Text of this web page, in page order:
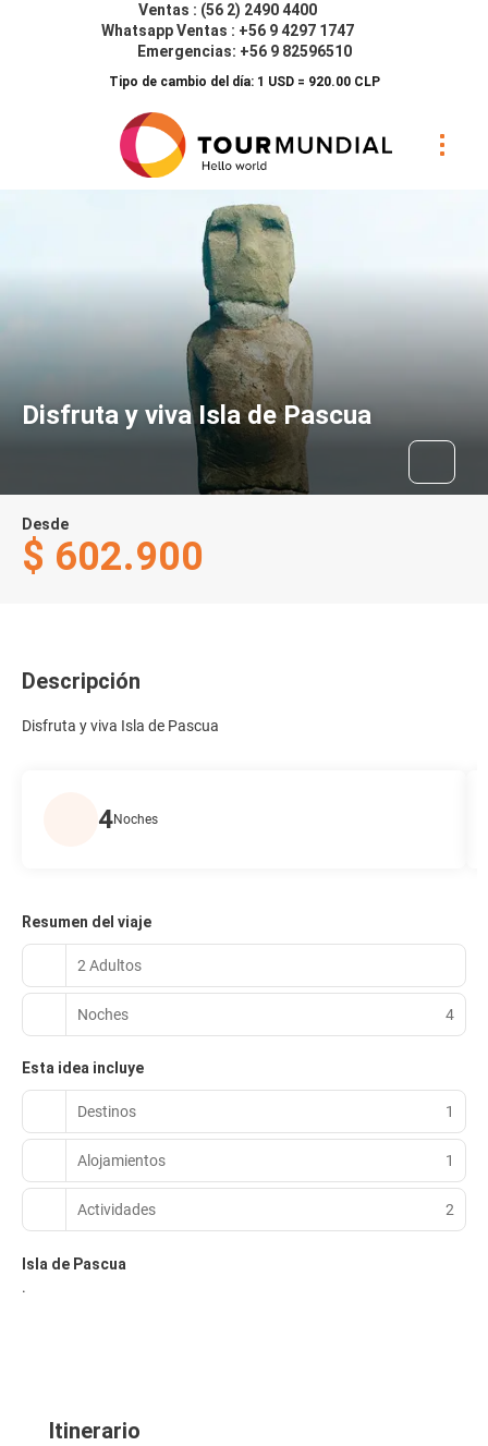
Ventas : (56 2) 2490 4400
Whatsapp Ventas : +56 9 4297 1747
Emergencias: +56 9 82596510
Tipo de cambio del día: 1 USD = 920.00 CLP
Disfruta y viva Isla de Pascua
Desde
$ 602.900
Descripción
Disfruta y viva Isla de Pascua
4Noches
Resumen del viaje
2 Adultos
Noches 4
Esta idea incluye
Destinos 1
Alojamientos 1
Actividades 2
Isla de Pascua
.
Itinerario